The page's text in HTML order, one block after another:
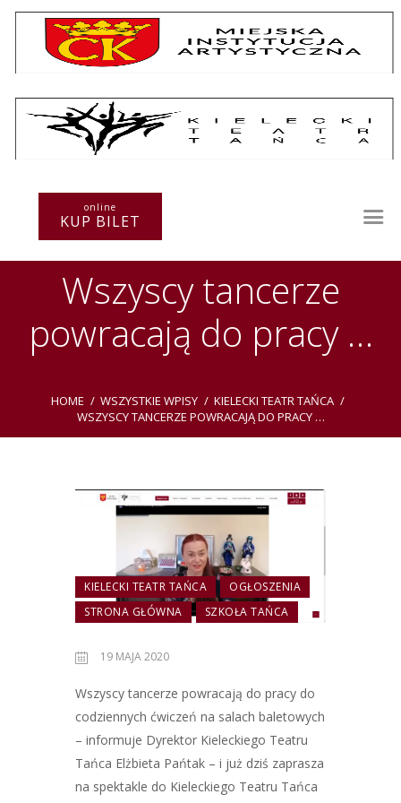
online
KUP BILET
Wszyscy tancerze
powracają do pracy …
HOME WSZYSTKIE WPISY
KIELECKI TEATR TAŃCA
WSZYSCY TANCERZE POWRACAJĄ DO PRACY …
Repertuar
Teatr / Zespół
Przestrzenie Sztuki
Festiwal
Kurs instruktorski
Sprawozdania
Kontakt
KIELECKI TEATR TAŃCA
OGŁOSZENIA
STRONA GŁÓWNA
SZKOŁA TAŃCA
19 MAJA 2020
Wszyscy tancerze powracają do pracy do
codziennych ćwiczeń na salach baletowych
– informuje Dyrektor Kieleckiego Teatru
Tańca Elżbieta Pańtak – i już dziś zaprasza
na spektakle do Kieleckiego Teatru Tańca